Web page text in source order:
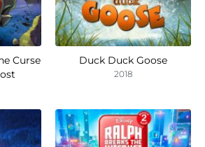
Curse
Duck Duck Goose
2018